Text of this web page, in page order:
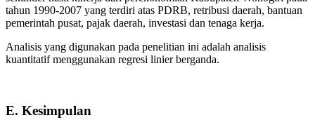
tahun 1990-2007 yang terdiri atas PDRB, retribusi daerah, bantuan
pemerintah pusat, pajak daerah, investasi dan tenaga kerja.
Analisis yang digunakan pada penelitian ini adalah analisis
kuantitatif menggunakan regresi linier berganda.
E. Kesimpulan